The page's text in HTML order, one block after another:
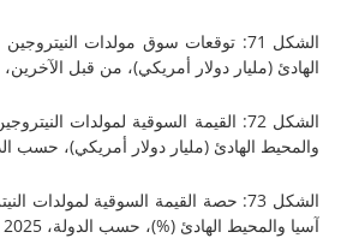
الشكل 71: توقعات سوق مولدات النيتروجين
دولار أمريكي)، من قبل الآخرين، 2021-2034
الشكل 72: القيمة السوقية لمولدات النيتروجين
(مليار دولار أمريكي)، حسب الدولة، 2025 و2034
الشكل 73: حصة القيمة السوقية لمولدات
الهادئ (%)، حسب الدولة، 2025